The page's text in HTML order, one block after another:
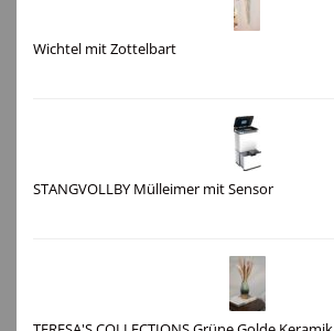
Wichtel mit Zottelbart
STANGVOLLBY Mülleimer mit Sensor